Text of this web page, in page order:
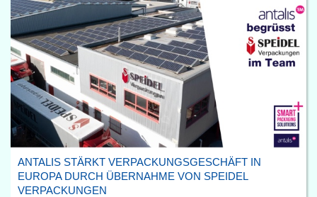
ANTALIS STÄRKT VERPACKUNGSGESCHÄFT IN
EUROPA DURCH ÜBERNAHME VON SPEIDEL
VERPACKUNGEN